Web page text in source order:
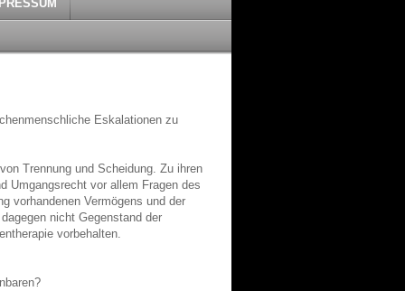
Eskalationen zu
Trennung und Scheidung. Zu ihren
Umgangsrecht vor allem Fragen des
vorhandenen Vermögens und der
nicht Gegenstand der
vorbehalten.